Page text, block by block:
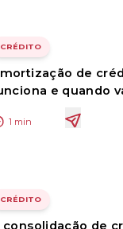
CRÉDITO
de
e quando
1 min
CRÉDITO